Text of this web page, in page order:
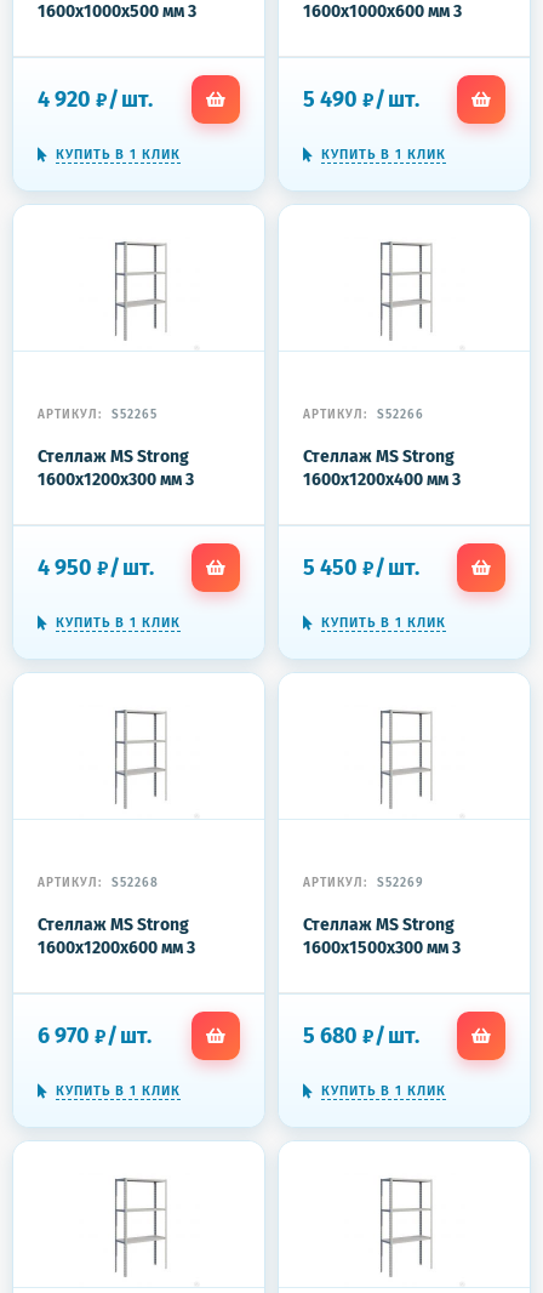
1600x1000x500 мм 3
4 920 ₽/шт.
КУПИТЬ В 1 КЛИК
1600x1000x600 мм 3
5 490 ₽/шт.
КУПИТЬ В 1 КЛИК
АРТИКУЛ: S52265
Стеллаж MS Strong
1600x1200x300 мм 3
4 950 ₽/шт.
КУПИТЬ В 1 КЛИК
АРТИКУЛ: S52266
Стеллаж MS Strong
1600x1200x400 мм 3
5 450 ₽/шт.
КУПИТЬ В 1 КЛИК
АРТИКУЛ: S52268
Стеллаж MS Strong
1600x1200x600 мм 3
6 970 ₽/шт.
КУПИТЬ В 1 КЛИК
АРТИКУЛ: S52269
Стеллаж MS Strong
1600x1500x300 мм 3
5 680 ₽/шт.
КУПИТЬ В 1 КЛИК